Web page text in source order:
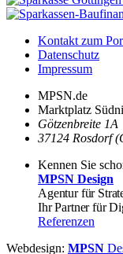
Kontakt zum
Datenschutz
Impressum
MPSN.de
Marktplatz
Götzenbreite 1A
37124 Rosdorf
Kennen Sie
MPSN Design
Agentur für
Ihr Partner für
Referenzen
Webdesign: MPSN